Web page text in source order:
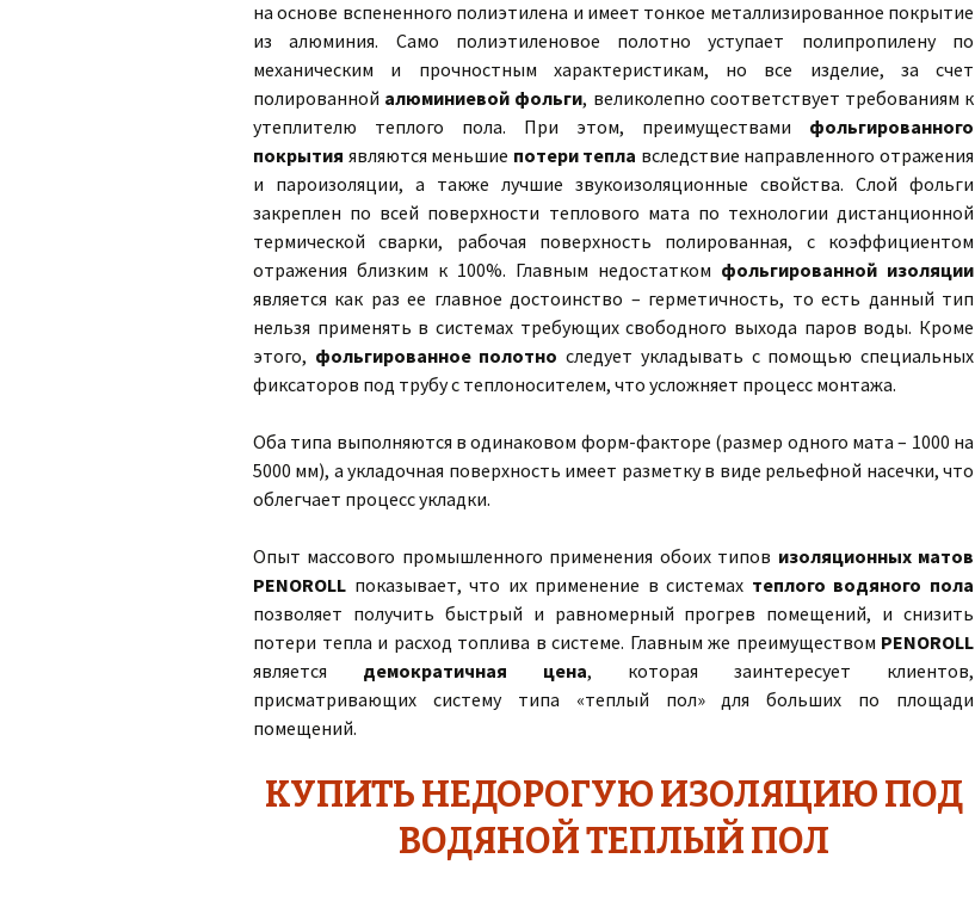
на основе вспененного полиэтилена и имеет тонкое металлизированное покрытие
из алюминия. Само полиэтиленовое полотно уступает полипропилену по
механическим и прочностным характеристикам, но все изделие, за счет
полированной алюминиевой фольги, великолепно соответствует требованиям к
утеплителю теплого пола. При этом, преимуществами фольгированного
покрытия являются меньшие потери тепла вследствие направленного отражения
и пароизоляции, а также лучшие звукоизоляционные свойства. Слой фольги
закреплен по всей поверхности теплового мата по технологии дистанционной
термической сварки, рабочая поверхность полированная, с коэффициентом
отражения близким к 100%. Главным недостатком фольгированной изоляции
является как раз ее главное достоинство – герметичность, то есть данный тип
нельзя применять в системах требующих свободного выхода паров воды. Кроме
этого, фольгированное полотно следует укладывать с помощью специальных
фиксаторов под трубу с теплоносителем, что усложняет процесс монтажа.
Оба типа выполняются в одинаковом форм-факторе (размер одного мата – 1000 на
5000 мм), а укладочная поверхность имеет разметку в виде рельефной насечки, что
облегчает процесс укладки.
Опыт массового промышленного применения обоих типов изоляционных матов
PENOROLL показывает, что их применение в системах теплого водяного пола
позволяет получить быстрый и равномерный прогрев помещений, и снизить
потери тепла и расход топлива в системе. Главным же преимуществом PENOROLL
является демократичная цена, которая заинтересует клиентов,
присматривающих систему типа «теплый пол» для больших по площади
помещений.
КУПИТЬ НЕДОРОГУЮ ИЗОЛЯЦИЮ ПОД
ВОДЯНОЙ ТЕПЛЫЙ ПОЛ